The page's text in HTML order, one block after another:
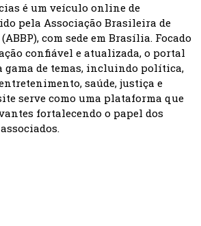
é um veículo online de
pela Associação Brasileira de
com sede em Brasília. Focado
confiável e atualizada, o portal
gama de temas, incluindo política,
saúde, justiça e
serve como uma plataforma que
fortalecendo o papel dos